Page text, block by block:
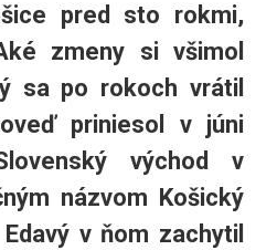
pred sto rokmi,
zmeny si všimol
sa po rokoch vrátil
priniesol v júni
východ v
názvom Košický
v ňom zachytil